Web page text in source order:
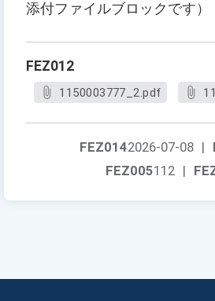
添付ファイルブロックです）
FEZ012
1150003777_2.pdf
FEZ0142026-07-08 |
FEZ005112 |